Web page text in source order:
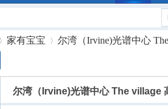
家有宝宝
›
尔湾（Irvine)光谱中心
尔湾（Irvine)光谱中心 The village